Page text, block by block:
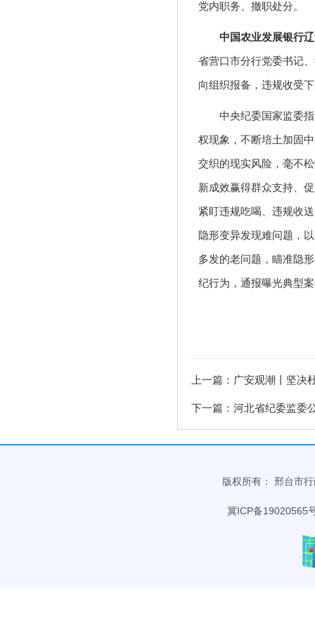
党内职务、撤职处分。
中国农业发展银行
省营口市分行党委书记
向组织报备，违规收受
中央纪委国家监委
权现象，不断培土加固
交织的现实风险，毫不
新成效赢得群众支持、
紧盯违规吃喝、违规收
隐形变异发现难问题，
多发的老问题，瞄准隐
纪行为，通报曝光典型
上一篇：广安观潮丨坚决
下一篇：河北省纪委监委
版权所有： 邢台市
冀ICP备19020565